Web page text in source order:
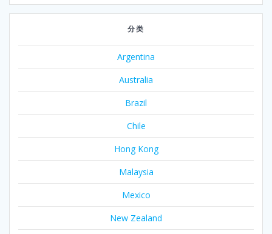
分类
Argentina
Australia
Brazil
Chile
Hong Kong
Malaysia
Mexico
New Zealand